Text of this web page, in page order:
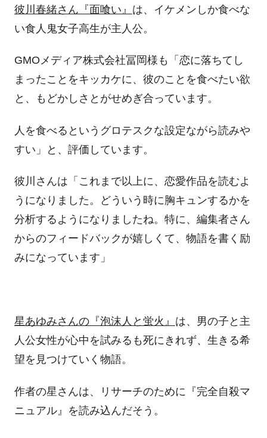
彼川春緒さん『面喰い』 は、イケメンしか食べな
い食人鬼女子高生が主人公。
GMOメディア株式会社冨岡様も「恋に落ちてし
まったことをキッカケに、彼のことを食べたい欲
と、もどかしさとがせめぎ合っています。
人を食べるというグロテスクな設定ながら読みや
すい」と、評価しています。
彼川さんは「これまで以上に、恋愛作品を読むよ
うになりました。どういう時に胸キュンするかを
分析するようになりましたね。特に、編集者さん
からのフィードバックが嬉しくて、物語を書く励
みになっています」
星あゆみさんの『泡沫人と蛍火』 は、男の子と主
人公女性が心中を試みるも死にきれず、生きる希
望を見つけていく物語。
作者の星さんは、リサーチのために『完全自殺マ
ニュアル』を読み込んだそう。